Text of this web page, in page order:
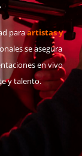
paraartistas y
se asegura
en vivo
y talento.